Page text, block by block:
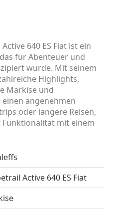
640 ES Fiat ist ein
für Abenteuer und
wurde. Mit seinem
Highlights,
Markise und
angenehmen
oder längere Reisen,
Funktionalität mit einem
Active 640 ES Fiat